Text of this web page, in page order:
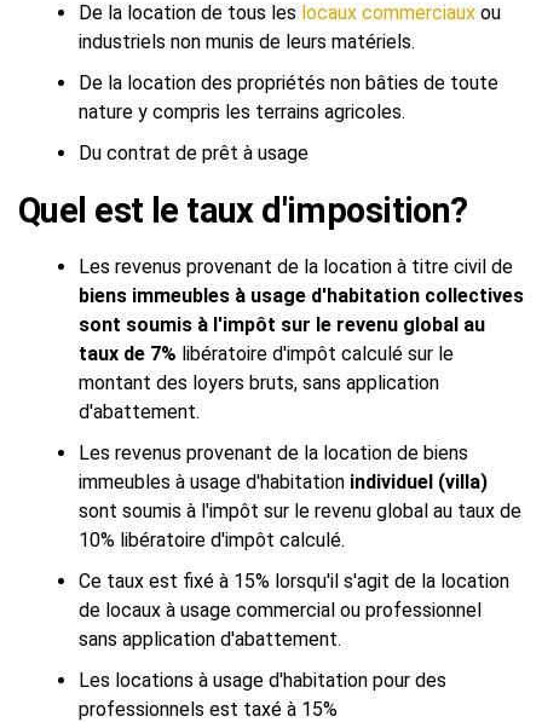
De la location de tous les locaux commerciaux ou
industriels non munis de leurs matériels.
De la location des propriétés non bâties de toute
nature y compris les terrains agricoles.
Du contrat de prêt à usage
Quel est le taux d'imposition?
Les revenus provenant de la location à titre civil de
biens immeubles à usage d'habitation collectives
sont soumis à l'impôt sur le revenu global au
taux de 7% libératoire d'impôt calculé sur le
montant des loyers bruts, sans application
d'abattement.
Les revenus provenant de la location de biens
immeubles à usage d'habitation individuel (villa)
sont soumis à l'impôt sur le revenu global au taux de
10% libératoire d'impôt calculé.
Ce taux est fixé à 15% lorsqu'il s'agit de la location
de locaux à usage commercial ou professionnel
sans application d'abattement.
Les locations à usage d'habitation pour des
professionnels est taxé à 15%